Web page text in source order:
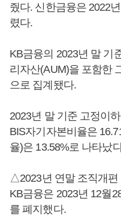
줬다. 신한금융은 2022
렸다.
KB금융의 2023년 말 기
리자산(AUM)을 포함한
으로 집계됐다.
2023년 말 기준 고정이
BIS자기자본비율은
율)은 13.58%로 나타났
△2023년 연말 조직개편
KB금융은 2023년 12월
를 폐지했다.